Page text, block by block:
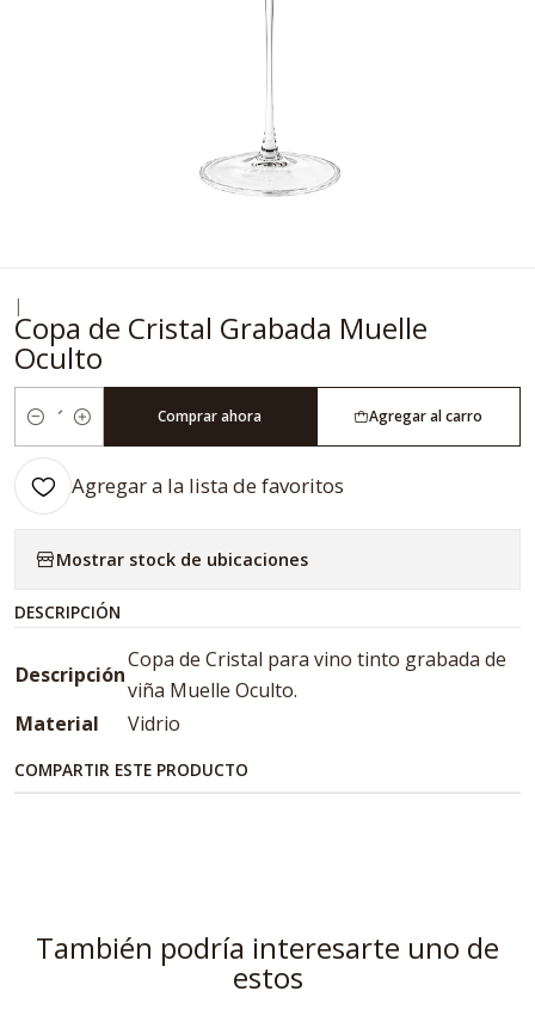
|
Copa de Cristal Grabada Muelle
Oculto
Cantidad
Agregar al carro
Comprar ahora
Agregar a la lista de favoritos
Mostrar stock de ubicaciones
DESCRIPCIÓN
Descripción
Copa de Cristal para vino tinto grabada de
viña Muelle Oculto.
Material
Vidrio
COMPARTIR ESTE PRODUCTO
También podría interesarte uno de
estos